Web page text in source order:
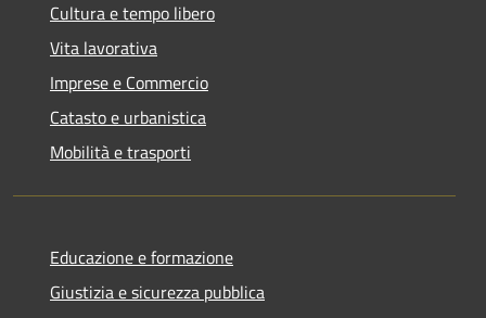
Cultura e tempo libero
Vita lavorativa
Imprese e Commercio
Catasto e urbanistica
Mobilità e trasporti
Educazione e formazione
Giustizia e sicurezza pubblica